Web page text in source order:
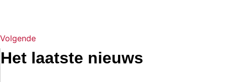
Volgende
Het laatste nieuws